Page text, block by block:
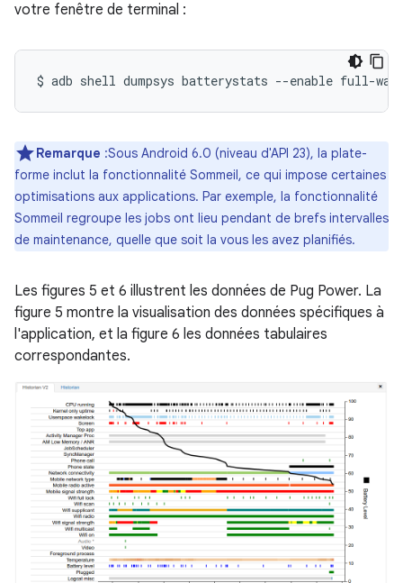
votre fenêtre de terminal :
Remarque :Sous Android 6.0 (niveau d'API 23), la plate-
forme inclut la fonctionnalité Sommeil, ce qui impose certaines
optimisations aux applications. Par exemple, la fonctionnalité
Sommeil regroupe les jobs ont lieu pendant de brefs intervalles
de maintenance, quelle que soit la vous les avez planifiés.
Les figures 5 et 6 illustrent les données de Pug Power. La
figure 5 montre la visualisation des données spécifiques à
l'application, et la figure 6 les données tabulaires
correspondantes.